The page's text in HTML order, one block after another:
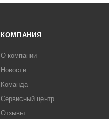
КОМПАНИЯ
О компании
Новости
Команда
Сервисный центр
Отзывы